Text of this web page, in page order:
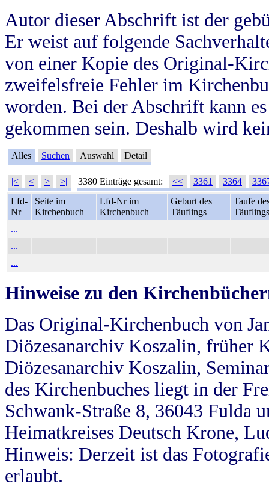
Autor dieser Abschrift ist der
Er weist auf folgende
von einer Kopie des Original-
zweifelsfreie Fehler im
worden. Bei der Abschrift kann
gekommen sein. Deshalb wird
Alles Suchen Auswahl Detail
|< < > >| 3380 Einträge gesamt: << 3361 3364
Lfd-
Nr
Seite im
Kirchenbuch
Lfd-Nr im
Kirchenbuch
Geburt des
Täuflings
Taufe
Täuflings
...
...
...
Hinweise zu den
Das Original-Kirchenbuch von
Diözesanarchiv Koszalin, früher
Diözesanarchiv Koszalin,
des Kirchenbuches liegt in der
Schwank-Straße 8, 36043 Fulda
Heimatkreises Deutsch Krone,
Hinweis: Derzeit ist das
erlaubt.